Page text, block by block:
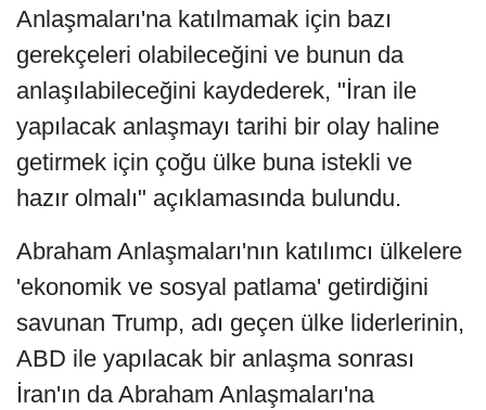
Anlaşmaları'na katılmamak için bazı
gerekçeleri olabileceğini ve bunun da
anlaşılabileceğini kaydederek, "İran ile
yapılacak anlaşmayı tarihi bir olay haline
getirmek için çoğu ülke buna istekli ve
hazır olmalı" açıklamasında bulundu.
Abraham Anlaşmaları'nın katılımcı ülkelere
'ekonomik ve sosyal patlama' getirdiğini
savunan Trump, adı geçen ülke liderlerinin,
ABD ile yapılacak bir anlaşma sonrası
İran'ın da Abraham Anlaşmaları'na